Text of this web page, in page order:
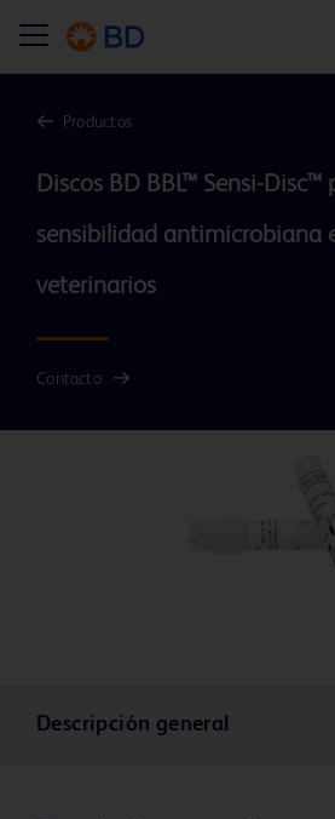
Productos
Discos BD BBL™ Sensi-
sensibilidad antimicrobiana
Contacto
Descripción general